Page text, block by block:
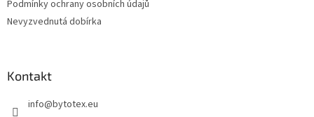
Podmínky ochrany osobních údajů
Nevyzvednutá dobírka
Kontakt
info@bytotex.eu